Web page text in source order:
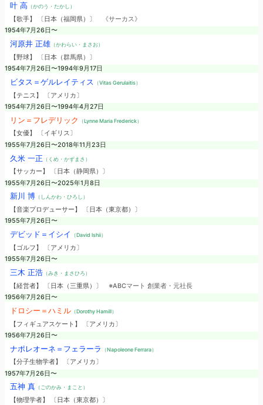
叶 高 （かのう・たかし）
【歌手】 〔日本（福岡県）〕
《サーカス》
1954年7月26日〜
河原井 正雄（かわらい・まさお）
【野球】 〔日本（群馬県）〕
1954年7月26日〜1994年9月17日
ビタス＝ゲルレイティス （Vitas Gerulaitis）
【テニス】 〔アメリカ〕
1954年7月26日〜1994年4月27日
リン＝フレデリック （Lynne Maria Frederick）
【女優】 〔イギリス〕
1955年7月26日〜2018年11月23日
久米 一正 （くめ・かずまさ）
【サッカー】 〔日本（静岡県）〕
1955年7月26日〜2025年1月8日
新川 博（しんかわ・ひろし）
【音楽プロデューサー】 〔日本（東京都）〕
1955年7月26日〜
デビッド＝イシイ （David Ishii）
【ゴルフ】 〔アメリカ〕
1955年7月26日〜
三木 正浩（みき・まさひろ）
【経営者】 〔日本（三重県）〕 ※ABCマート 創業者・元社長
1956年7月26日〜
ドロシー＝ハミル（Dorothy Hamill）
【フィギュアスケート】 〔アメリカ〕
1956年7月26日〜
ナポレオーネ＝フェラーラ （Napoleone Ferrara）
【分子生物学者】 〔アメリカ〕
1957年7月26日〜
五神 真（ごのかみ・まこと）
【物理学者】 〔日本（東京都）〕